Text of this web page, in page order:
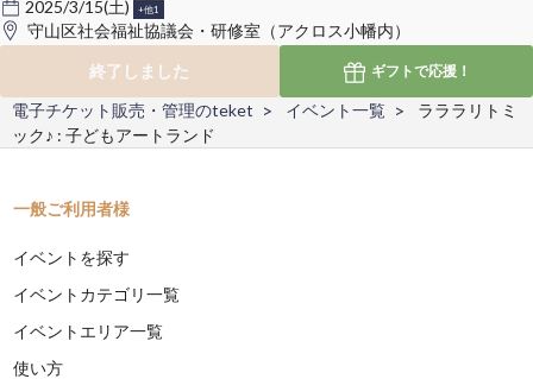
2025/3/15(土) +他1
守山区社会福祉協議会・研修室（アクロス小幡内）
終了しました
ギフトで応援！
電子チケット販売・管理のteket イベント一覧
ラララリトミ
ック♪ : 子どもアートランド
一般ご利用者様
イベントを探す
イベントカテゴリ一覧
イベントエリア一覧
使い方